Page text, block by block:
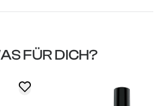
FÜR DICH?